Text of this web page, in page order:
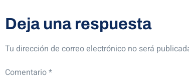
Deja una respuesta
Tu dirección de correo electrónico no será
Comentario*